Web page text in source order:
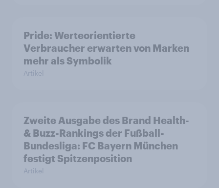
Pride: Werteorientierte
Verbraucher erwarten von Marken
mehr als Symbolik
Artikel
Zweite Ausgabe des Brand Health-
& Buzz-Rankings der Fußball-
Bundesliga: FC Bayern München
festigt Spitzenposition
Artikel